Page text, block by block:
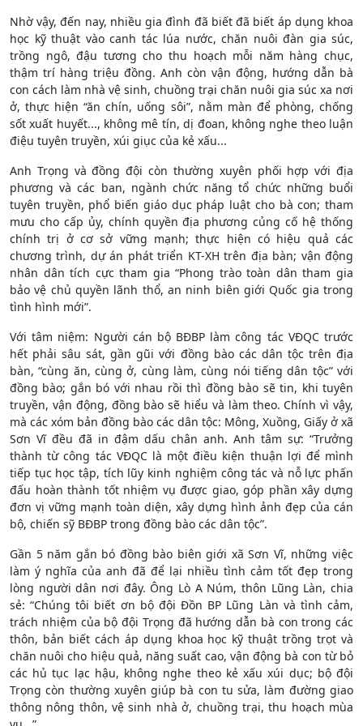
Nhờ vậy, đến nay, nhiều gia đình đã biết đã biết áp dụng khoa
học kỹ thuật vào canh tác lúa nước, chăn nuôi đàn gia súc,
trồng ngô, đậu tương cho thu hoạch mỗi năm hàng chục,
thậm trí hàng triệu đồng. Anh còn vận động, hướng dẫn bà
con cách làm nhà vệ sinh, chuồng trại chăn nuôi gia súc xa nơi
ở, thực hiện “ăn chín, uống sôi”, nằm màn để phòng, chống
sốt xuất huyết..., không mê tín, dị đoan, không nghe theo luận
điệu tuyên truyền, xúi giục của kẻ xấu...
Anh Trọng và đồng đội còn thường xuyên phối hợp với địa
phương và các ban, ngành chức năng tổ chức những buổi
tuyên truyền, phổ biến giáo dục pháp luật cho bà con; tham
mưu cho cấp ủy, chính quyền địa phương củng cố hệ thống
chính trị ở cơ sở vững mạnh; thực hiện có hiệu quả các
chương trình, dự án phát triển KT-XH trên địa bàn; vận động
nhân dân tích cực tham gia “Phong trào toàn dân tham gia
bảo vệ chủ quyền lãnh thổ, an ninh biên giới Quốc gia trong
tình hình mới”.
Với tâm niệm: Người cán bộ BĐBP làm công tác VĐQC trước
hết phải sâu sát, gần gũi với đồng bào các dân tộc trên địa
bàn, “cùng ăn, cùng ở, cùng làm, cùng nói tiếng dân tộc” với
đồng bào; gắn bó với nhau rồi thì đồng bào sẽ tin, khi tuyên
truyền, vận động, đồng bào sẽ hiểu và làm theo. Chính vì vậy,
mà các xóm bản đồng bào các dân tộc: Mông, Xuồng, Giấy ở xã
Sơn Vĩ đều đã in đậm dấu chân anh. Anh tâm sự: “Trưởng
thành từ công tác VĐQC là một điều kiện thuận lợi để mình
tiếp tục học tập, tích lũy kinh nghiệm công tác và nỗ lực phấn
đấu hoàn thành tốt nhiệm vụ được giao, góp phần xây dựng
đơn vị vững mạnh toàn diện, xây dựng hình ảnh đẹp của cán
bộ, chiến sỹ BĐBP trong đồng bào các dân tộc”.
Gần 5 năm gắn bó đồng bào biên giới xã Sơn Vĩ, những việc
làm ý nghĩa của anh đã để lại nhiều tình cảm tốt đẹp trong
lòng người dân nơi đây. Ông Lò A Núm, thôn Lũng Làn, chia
sẻ: “Chúng tôi biết ơn bộ đội Đồn BP Lũng Làn và tình cảm,
trách nhiệm của bộ đội Trọng đã hướng dẫn bà con trong các
thôn, bản biết cách áp dụng khoa học kỹ thuật trồng trọt và
chăn nuôi cho hiệu quả, năng suất cao, vận động bà con từ bỏ
các hủ tục lạc hậu, không nghe theo kẻ xấu xúi dục; bộ đội
Trọng còn thường xuyên giúp bà con tu sửa, làm đường giao
thông nông thôn, vệ sinh nhà ở, chuồng trại, thu hoạch mùa